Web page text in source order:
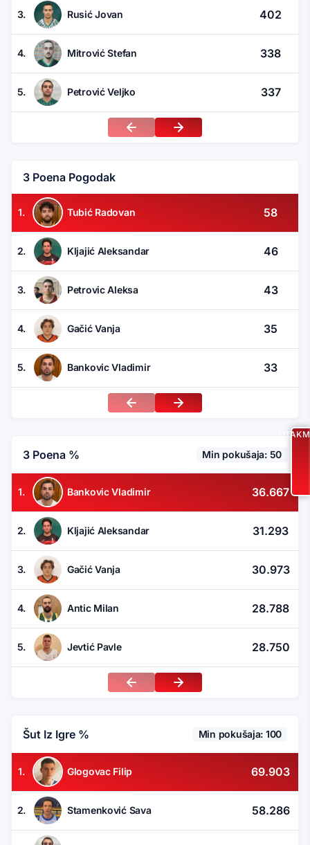
3. Rusić Jovan 402
4. Mitrović Stefan 338
5. Petrović Veljko 337
3 Poena Pogodak
1. Tubić Radovan 58
2. Kljajić Aleksandar 46
3. Petrovic Aleksa 43
4. Gačić Vanja 35
5. Bankovic Vladimir 33
3 Poena % Min pokušaja: 50
1. Bankovic Vladimir 36.667
2. Kljajić Aleksandar 31.293
3. Gačić Vanja 30.973
4. Antic Milan 28.788
5. Jevtić Pavle 28.750
Šut Iz Igre % Min pokušaja: 100
1. Glogovac Filip 69.903
2. Stamenković Sava 58.286